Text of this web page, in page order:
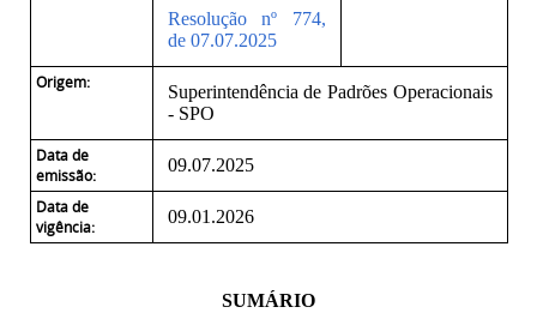
Resolução nº 774,
de 07.07.2025
Origem:
Superintendência de Padrões Operacionais
- SPO
Data de
emissão:
09.07.2025
Data de
vigência:
09.01.2026
SUMÁRIO